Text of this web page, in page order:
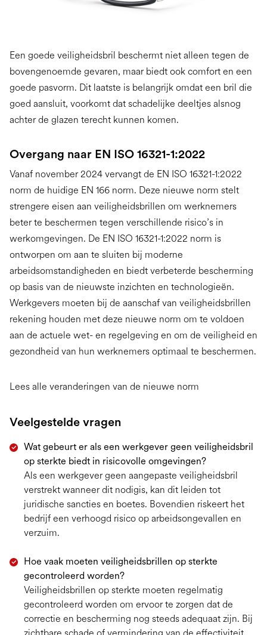
Een goede veiligheidsbril beschermt niet alleen tegen de
bovengenoemde gevaren, maar biedt ook comfort en een
goede pasvorm. Dit laatste is belangrijk omdat een bril die
goed aansluit, voorkomt dat schadelijke deeltjes alsnog
achter de glazen terecht kunnen komen.
Overgang naar EN ISO 16321-1:2022
Vanaf november 2024 vervangt de EN ISO 16321-1:2022
norm de huidige EN 166 norm. Deze nieuwe norm stelt
strengere eisen aan veiligheidsbrillen om werknemers
beter te beschermen tegen verschillende risico’s in
werkomgevingen. De EN ISO 16321-1:2022 norm is
ontworpen om aan te sluiten bij moderne
arbeidsomstandigheden en biedt verbeterde bescherming
op basis van de nieuwste inzichten en technologieën.
Werkgevers moeten bij de aanschaf van veiligheidsbrillen
rekening houden met deze nieuwe norm om te voldoen
aan de actuele wet- en regelgeving en om de veiligheid en
gezondheid van hun werknemers optimaal te beschermen.
Lees alle veranderingen van de nieuwe norm
Veelgestelde vragen
Wat gebeurt er als een werkgever geen veiligheidsbril
op sterkte biedt in risicovolle omgevingen?
Als een werkgever geen aangepaste veiligheidsbril
verstrekt wanneer dit nodigis, kan dit leiden tot
juridische sancties en boetes. Bovendien riskeert het
bedrijf een verhoogd risico op arbeidsongevallen en
verzuim.
Hoe vaak moeten veiligheidsbrillen op sterkte
gecontroleerd worden?
Veiligheidsbrillen op sterkte moeten regelmatig
gecontroleerd worden om ervoor te zorgen dat de
correctie en bescherming nog steeds adequaat zijn. Bij
zichtbare schade of vermindering van de effectiviteit,